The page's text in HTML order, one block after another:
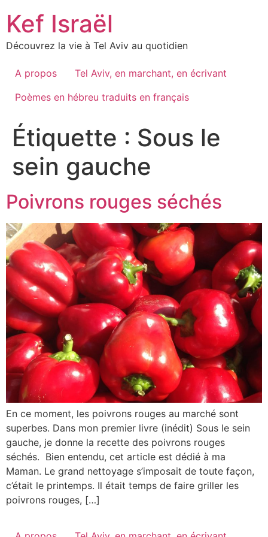
content
Kef Israël
Découvrez la vie à Tel Aviv au quotidien
A propos
Tel Aviv, en marchant, en écrivant
Poèmes en hébreu traduits en français
Étiquette : Sous le
sein gauche
Poivrons rouges séchés
En ce moment, les poivrons rouges au marché sont
superbes. Dans mon premier livre (inédit) Sous le sein
gauche, je donne la recette des poivrons rouges
séchés. Bien entendu, cet article est dédié à ma
Maman. Le grand nettoyage s’imposait de toute façon,
c’était le printemps. Il était temps de faire griller les
poivrons rouges, […]